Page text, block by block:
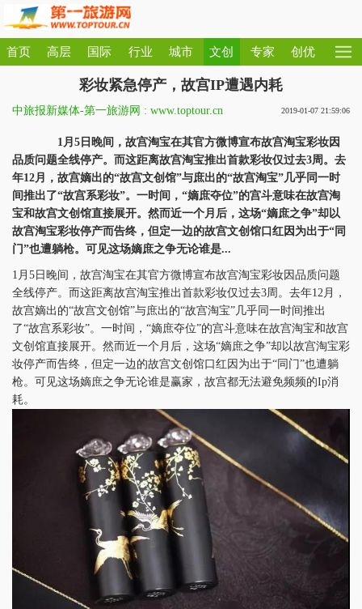
首页 高层 国际 行业 城市 文创 专家 创优
彩妆紧急停产，故宫IP遭遇内耗
中旅报新媒体-第一旅游网 : www.toptour.cn 2019-01-07 21:59:06
1月5日晚间，故宫淘宝在其官方微博宣布故宫淘宝彩妆因
品质问题全线停产。而这距离故宫淘宝推出首款彩妆仅过去3周。去
年12月，故宫嫡出的“故宫文创馆”与庶出的“故宫淘宝”几乎同一时
间推出了“故宫系彩妆”。一时间，“嫡庶夺位”的宫斗意味在故宫淘
宝和故宫文创馆直接展开。然而近一个月后，这场“嫡庶之争”却以
故宫淘宝彩妆停产而告终，但定一边的故宫文创馆口红因为出于“同
门”也遭躺枪。可见这场嫡庶之争无论谁是...
1月5日晚间，故宫淘宝在其官方微博宣布故宫淘宝彩妆因品质问题
全线停产。而这距离故宫淘宝推出首款彩妆仅过去3周。去年12月，
故宫嫡出的“故宫文创馆”与庶出的“故宫淘宝”几乎同一时间推出
了“故宫系彩妆”。一时间，“嫡庶夺位”的宫斗意味在故宫淘宝和故宫
文创馆直接展开。然而近一个月后，这场“嫡庶之争”却以故宫淘宝彩
妆停产而告终，但定一边的故宫文创馆口红因为出于“同门”也遭躺
枪。可见这场嫡庶之争无论谁是赢家，故宫都无法避免频频的Ip消
耗。